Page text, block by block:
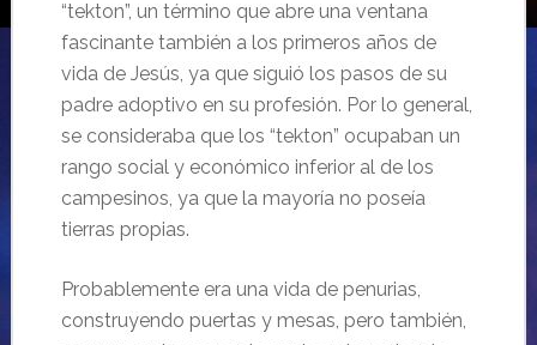
“tekton”, un término que abre una ventana
fascinante también a los primeros años de
vida de Jesús, ya que siguió los pasos de su
padre adoptivo en su profesión. Por lo general,
se consideraba que los “tekton” ocupaban un
rango social y económico inferior al de los
campesinos, ya que la mayoría no poseía
tierras propias.
Probablemente era una vida de penurias,
construyendo puertas y mesas, pero también,